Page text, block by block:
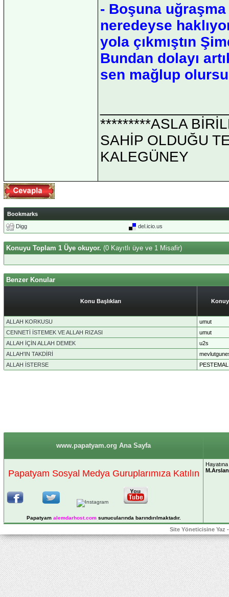
- Boşuna
neredeyse
yola çıkmıştın
Bundan dolayı
sen mağlup
*********ASLA
SAHİP OLDUĞU
KALEGÜNEY
Bookmarks
Digg
del.icio.us
Konuyu Toplam 1 Üye okuyor. (0 Kayıtlı üye ve 1 Misafir)
Benzer Konular
Konu Başlıkları
ALLAH KORKUSU
umut
CENNETİ İSTEMEK VE ALLAH RIZASI
umut
ALLAH İÇİN ALLAH DEMEK
u2s
ALLAH'IN TAKDİRİ
ALLAH İSTERSE
PESTEMAL
www.papatyam.org Ana Sayfa
Papatyam Sosyal Medya Guruplarımıza Katılın
Papatyam alemdarhost.comsunucularında barındırılmaktadır.
M.Arslan
Site Yöneticisine Yaz